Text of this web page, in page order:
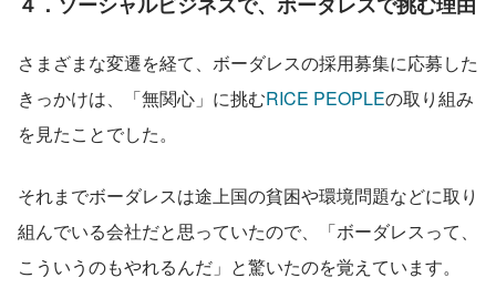
さまざまな変遷を経て、ボーダレスの採用募集に応募した
きっかけは、「無関心」に挑むRICE PEOPLEの取り組み
を見たことでした。
それまでボーダレスは途上国の貧困や環境問題などに取り
組んでいる会社だと思っていたので、「ボーダレスって、
こういうのもやれるんだ」と驚いたのを覚えています。